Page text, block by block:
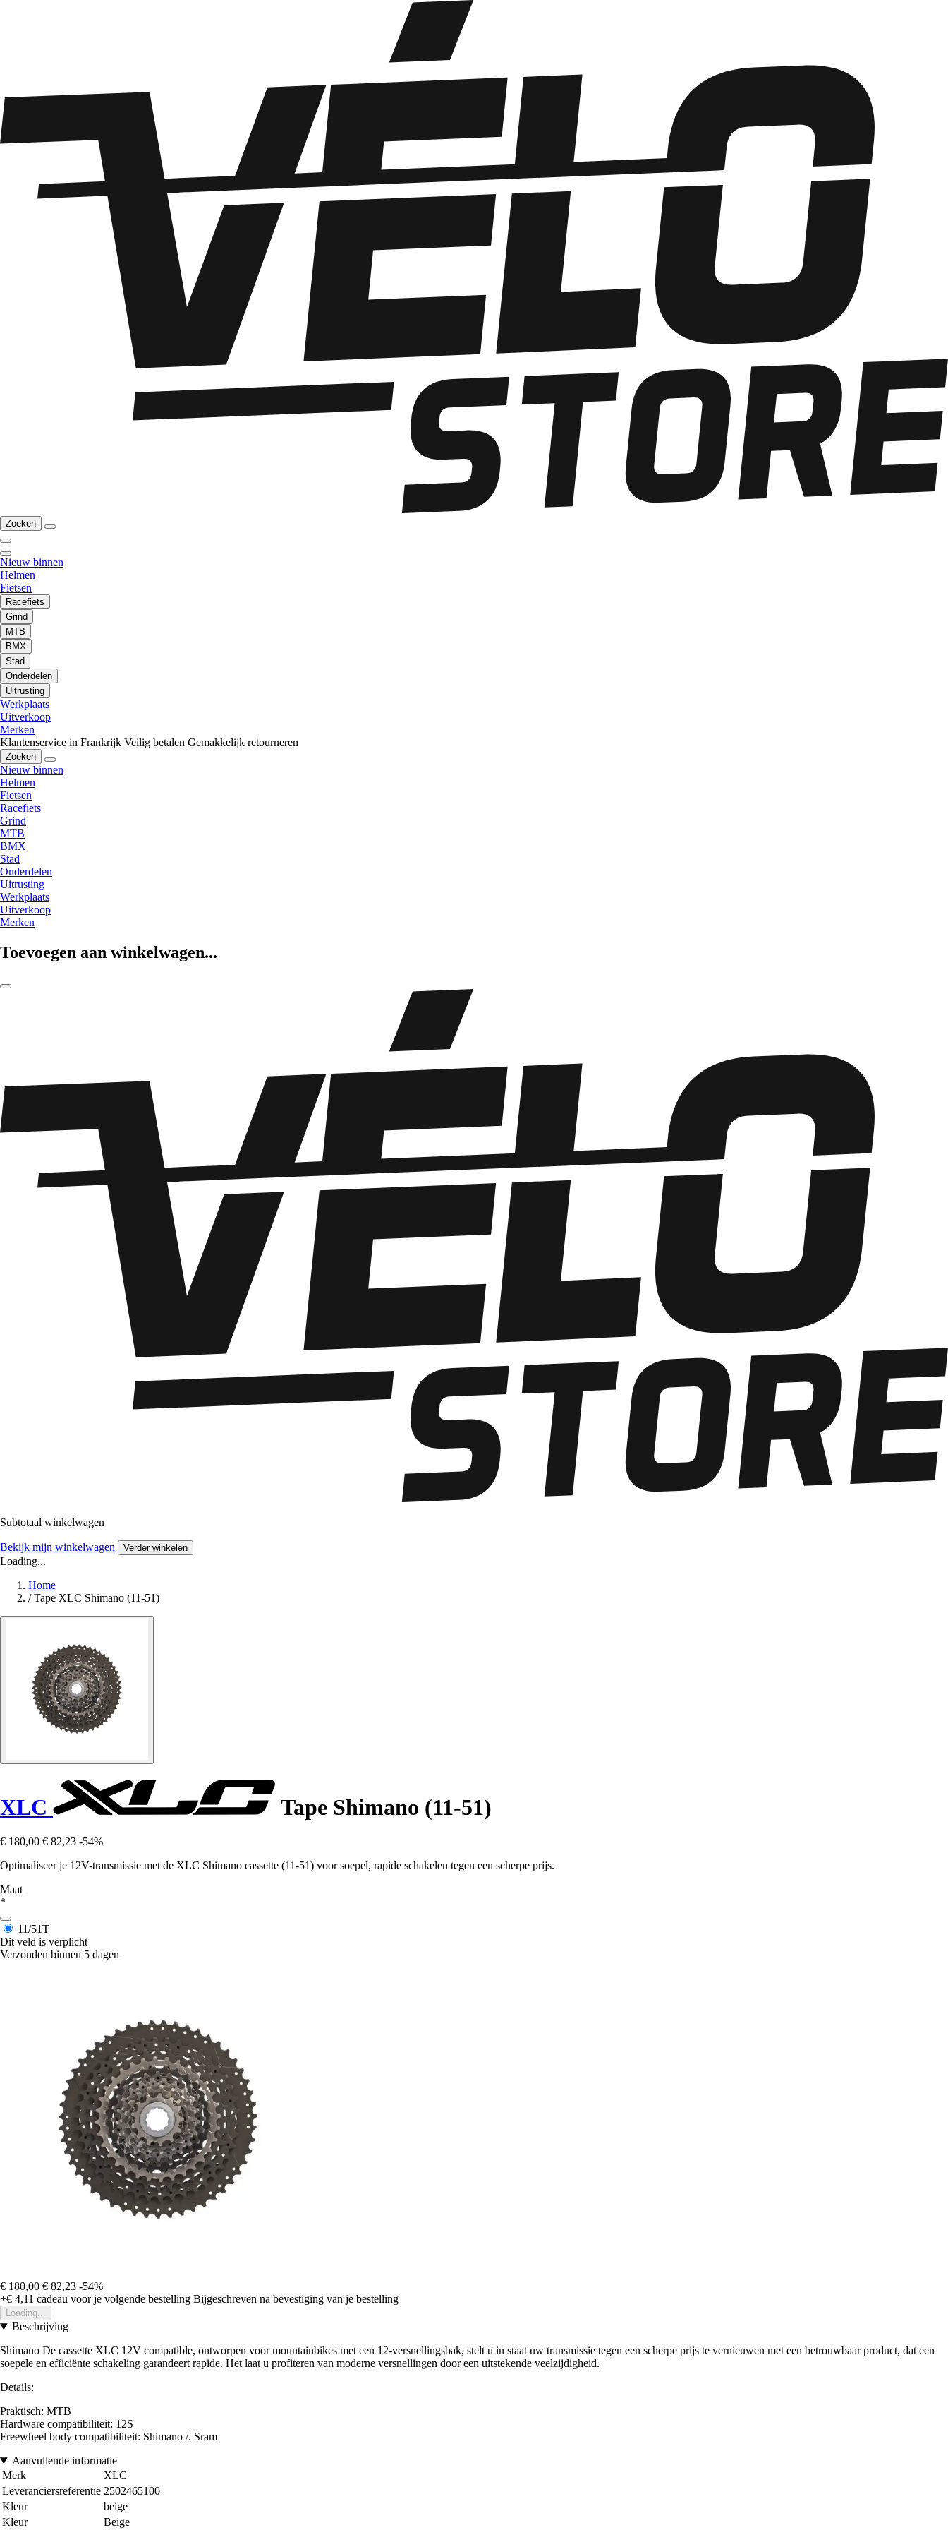
Zoeken
Nieuw binnen
Helmen
Fietsen
Racefiets
Grind
MTB
BMX
Stad
Onderdelen
Uitrusting
Werkplaats
Uitverkoop
Merken
Klantenservice in Frankrijk Veilig betalen Gemakkelijk retourneren
Zoeken
Nieuw binnen
Helmen
Fietsen
Racefiets
Grind
MTB
BMX
Stad
Onderdelen
Uitrusting
Werkplaats
Uitverkoop
Merken
Toevoegen aan winkelwagen...
Subtotaal winkelwagen
Bekijk mijn winkelwagen Verder winkelen
Loading...
Home
/ Tape XLC Shimano (11-51)
XLC Tape Shimano (11-51)
€ 180,00 € 82,23 -54%
Optimaliseer je 12V-transmissie met de XLC Shimano cassette (11-51) voor soepel, rapide schakelen tegen een scherpe prijs.
Maat
*
11/51T
Dit veld is verplicht
Verzonden binnen 5 dagen
€ 180,00 € 82,23 -54%
+€ 4,11 cadeau voor je volgende bestelling Bijgeschreven na bevestiging van je bestelling
Loading...
Beschrijving
Shimano De cassette XLC 12V compatible, ontworpen voor mountainbikes met een 12-versnellingsbak, stelt u in staat uw transmissie tegen een scherpe prijs te vernieuwen met een betrouwbaar product, dat een
soepele en efficiënte schakeling garandeert rapide. Het laat u profiteren van moderne versnellingen door een uitstekende veelzijdigheid.
Details:
Praktisch: MTB
Hardware compatibiliteit: 12S
Freewheel body compatibiliteit: Shimano /. Sram
Aanvullende informatie
Merk
XLC
Leveranciersreferentie 2502465100
Kleur
beige
Kleur
Beige